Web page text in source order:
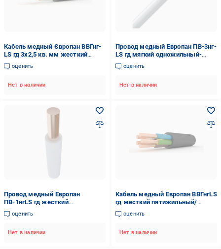
Кабель медный Європан ВВГнг-
LS гд 3х2,5 кв. мм жесткий
трехжильный-однопроволочный
(119478-1C)
оценить
Нет в наличии
Провод медный Европан ПВ-3нг-
LS гд мягкий одножильный-
многопроволочный 25 мм2
Белый (1357184-1C)
оценить
Нет в наличии
Провод медный Европан
ПВ-1нгLS гд жесткий
одножильный 10 мм2 Белый
(1357164-1C)
оценить
Нет в наличии
Кабель медный Европан ВВГнгLS
гд жесткий пятижильный/
однопроволочный 5х35 мм2
(120978-1C)
оценить
Нет в наличии